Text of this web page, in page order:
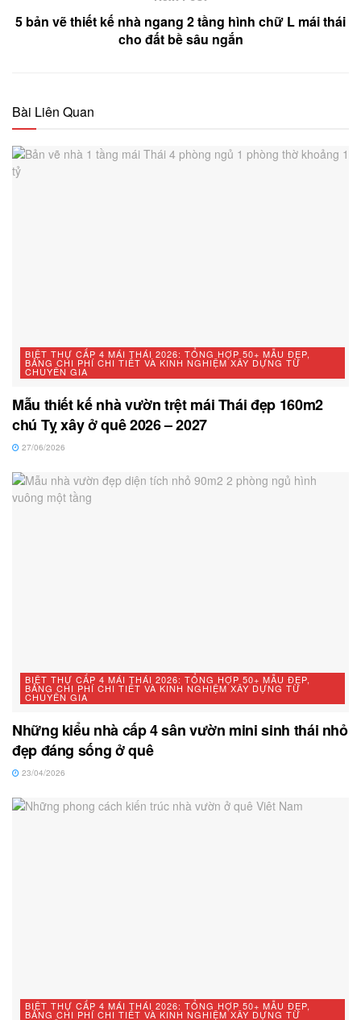
5 bản vẽ thiết kế nhà ngang 2 tầng hình chữ L mái thái
cho đất bề sâu ngắn
Bài Liên Quan
BIỆT THỰ CẤP 4 MÁI THÁI 2026: TỔNG HỢP 50+ MẪU ĐẸP,
BẢNG CHI PHÍ CHI TIẾT VÀ KINH NGHIỆM XÂY DỰNG TỪ
CHUYÊN GIA
Mẫu thiết kế nhà vườn trệt mái Thái đẹp 160m2
chú Tỵ xây ở quê 2026 – 2027
27/06/2026
BIỆT THỰ CẤP 4 MÁI THÁI 2026: TỔNG HỢP 50+ MẪU ĐẸP,
BẢNG CHI PHÍ CHI TIẾT VÀ KINH NGHIỆM XÂY DỰNG TỪ
CHUYÊN GIA
Những kiểu nhà cấp 4 sân vườn mini sinh thái nhỏ
đẹp đáng sống ở quê
23/04/2026
BIỆT THỰ CẤP 4 MÁI THÁI 2026: TỔNG HỢP 50+ MẪU ĐẸP,
BẢNG CHI PHÍ CHI TIẾT VÀ KINH NGHIỆM XÂY DỰNG TỪ